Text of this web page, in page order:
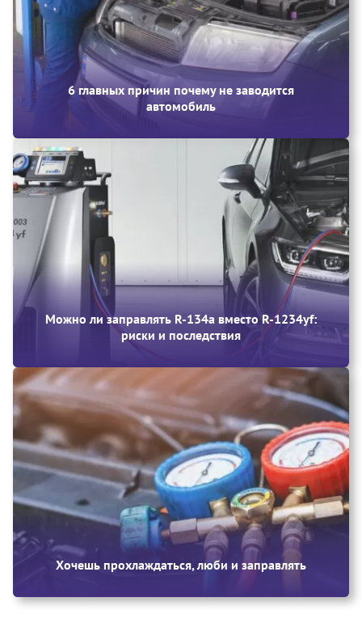
6 главных причин почему не заводится
автомобиль
Можно ли заправлять R-134a вместо R-1234yf:
риски и последствия
Хочешь прохлаждаться, люби и заправлять